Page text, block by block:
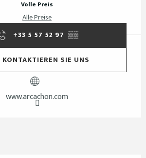
Volle Preis
Alle Preise
+33 5 57 52 97 ▒▒
KONTAKTIEREN SIE UNS
www.arcachon.com